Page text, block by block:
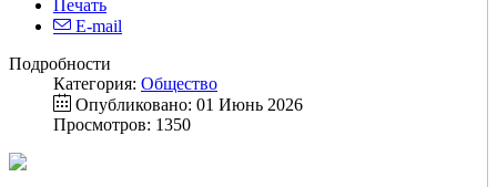
Печать
E-mail
Подробности
Категория: Общество
Опубликовано: 01 Июнь 2026
Просмотров: 1350